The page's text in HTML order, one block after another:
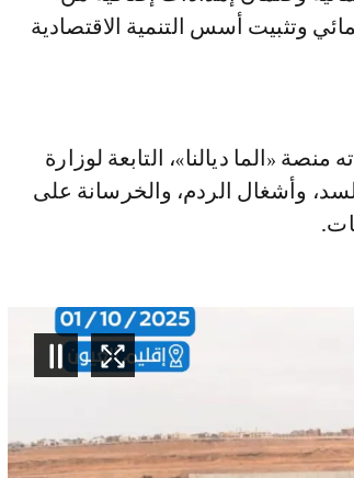
وتثبيت أسس التنمية الاقتصادية
«الما ديالنا»، التابعة لوزارة
وأشغال الردم، والخرسانة على